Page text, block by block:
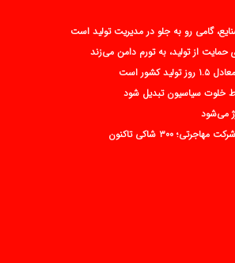
گامی رو به جلو در مدیریت تولید است
حمایت از تولید، به تورم دامن می‌زند
خلوت سیاسیون تبدیل شود
می‌شود